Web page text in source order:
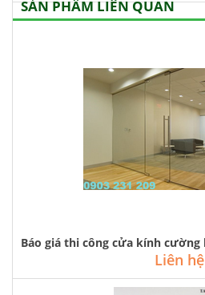
SẢN PHẨM LIÊN QUAN
Liên hệ